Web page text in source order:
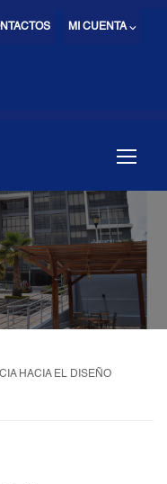
MI CUENTA ⌵
HACIA EL DISEÑO